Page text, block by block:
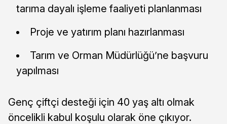
tarıma dayalı işleme faaliyeti planlanması
Proje ve yatırım planı hazırlanması
Tarım ve Orman Müdürlüğü’ne başvuru
yapılması
Genç çiftçi desteği için 40 yaş altı olmak
öncelikli kabul koşulu olarak öne çıkıyor.